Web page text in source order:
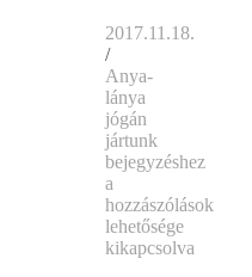
2017.11.18.
/
Anya-
lánya
jógán
jártunk
bejegyzéshez
a
hozzászólások
lehetősége
kikapcsolva